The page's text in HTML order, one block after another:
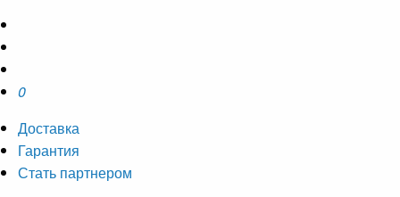
0
Доставка
Гарантия
Стать партнером